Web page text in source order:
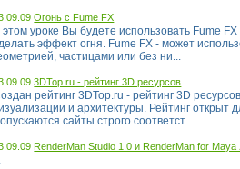
Огонь с Fume FX
этом уроке Вы будете использовать Fume
эффект огня. Fume FX - может
частицами или без ни...
3DTop.ru - рейтинг 3D ресурсов
рейтинг 3DTop.ru - рейтинг 3D
и архитектуры. Рейтинг открыт
сайты строго соответст...
RenderMan Studio 1.0 и RenderMan for Maya